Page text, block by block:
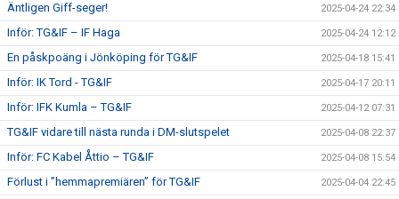
Äntligen Giff-seger! 2025-04-24 22:34
Inför: TG&IF – IF Haga 2025-04-24 12:12
En påskpoäng i Jönköping för TG&IF 2025-04-18 15:41
Inför: IK Tord - TG&IF 2025-04-17 20:11
Inför: IFK Kumla – TG&IF 2025-04-12 07:31
TG&IF vidare till nästa runda i DM-slutspelet 2025-04-08 22:37
Inför: FC Kabel Åttio – TG&IF 2025-04-08 15:54
Förlust i ”hemmapremiären” för TG&IF 2025-04-04 22:45